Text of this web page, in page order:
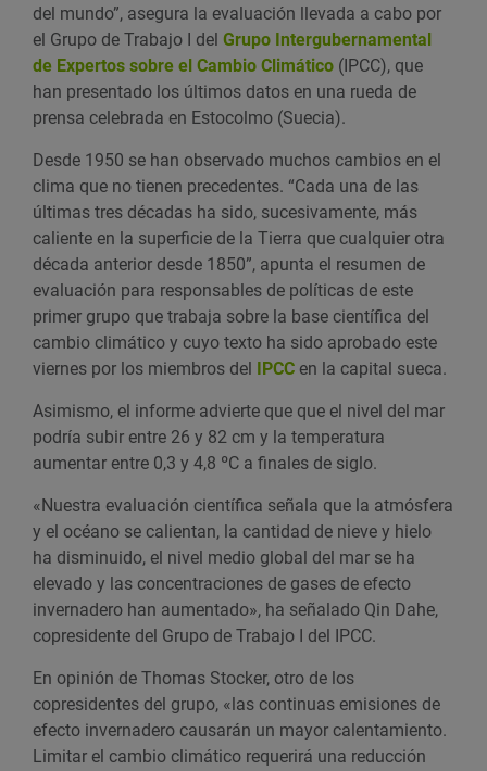
del mundo”, asegura la evaluación llevada a cabo por
el Grupo de Trabajo I del Grupo Intergubernamental
de Expertos sobre el Cambio Climático (IPCC), que
han presentado los últimos datos en una rueda de
prensa celebrada en Estocolmo (Suecia).
Desde 1950 se han observado muchos cambios en el
clima que no tienen precedentes. “Cada una de las
últimas tres décadas ha sido, sucesivamente, más
caliente en la superficie de la Tierra que cualquier otra
década anterior desde 1850”, apunta el resumen de
evaluación para responsables de políticas de este
primer grupo que trabaja sobre la base científica del
cambio climático y cuyo texto ha sido aprobado este
viernes por los miembros del IPCC en la capital sueca.
Asimismo, el informe advierte que que el nivel del mar
podría subir entre 26 y 82 cm y la temperatura
aumentar entre 0,3 y 4,8 ºC a finales de siglo.
«Nuestra evaluación científica señala que la atmósfera
y el océano se calientan, la cantidad de nieve y hielo
ha disminuido, el nivel medio global del mar se ha
elevado y las concentraciones de gases de efecto
invernadero han aumentado», ha señalado Qin Dahe,
copresidente del Grupo de Trabajo I del IPCC.
En opinión de Thomas Stocker, otro de los
copresidentes del grupo, «las continuas emisiones de
efecto invernadero causarán un mayor calentamiento.
Limitar el cambio climático requerirá una reducción